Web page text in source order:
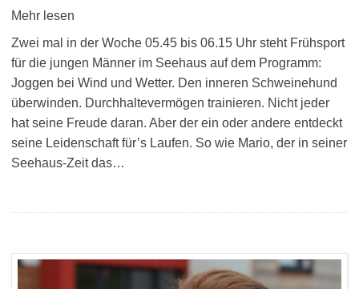
Mehr lesen
Zwei mal in der Woche 05.45 bis 06.15 Uhr steht Frühsport
für die jungen Männer im Seehaus auf dem Programm:
Joggen bei Wind und Wetter. Den inneren Schweinehund
überwinden. Durchhaltevermögen trainieren. Nicht jeder
hat seine Freude daran. Aber der ein oder andere entdeckt
seine Leidenschaft für’s Laufen. So wie Mario, der in seiner
Seehaus-Zeit das…